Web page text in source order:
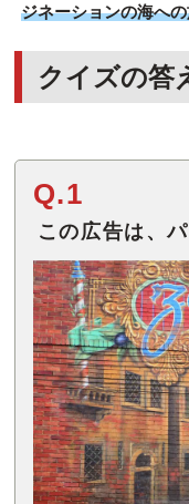
ジネーションの海へ
クイズの答
Q.1
この広告は、